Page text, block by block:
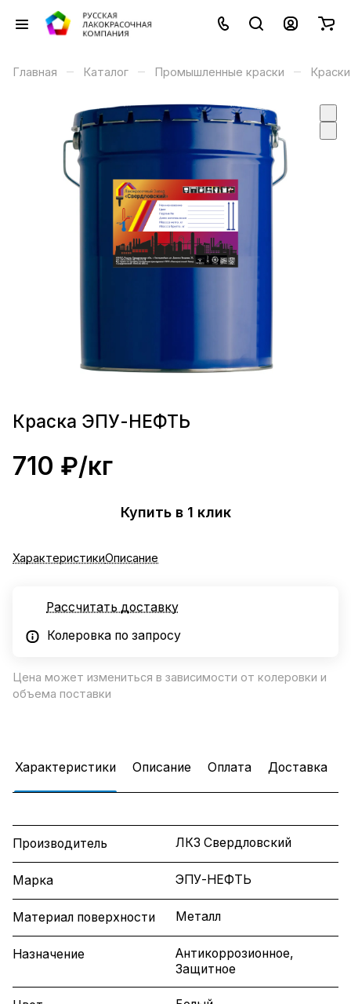
Главная – Каталог – Промышленные краски –
Краска ЭПУ-НЕФТЬ
710 ₽/кг
Купить в 1 клик
ХарактеристикиОписание
Рассчитать доставку
Колеровка по запросу
Цена может измениться в зависимости от колеровки и
объема поставки
Характеристики Описание Оплата Доставка
Производитель ЛКЗ Свердловский
Марка ЭПУ-НЕФТЬ
Материал поверхности Металл
Назначение
Антикоррозионное,
Защитное